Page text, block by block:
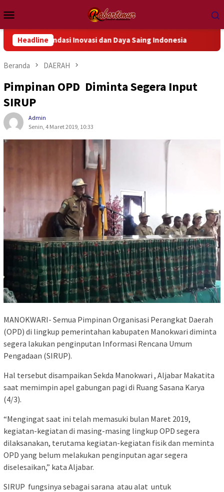
ke
kontenMobile
Headline
Inovasi dan Daya Saing Indonesia Prabowo
Beranda DAERAH
Pimpinan OPD Diminta Segera Input
SIRUP
Admin
Senin, 4 Maret 2019, 10:33
MANOKWARI- Semua Pimpinan Organisasi Perangkat Daerah
(OPD) di lingkup pemerintahan kabupaten Manokwari diminta
segera lakukan penginputan Informasi Rencana Umum
Pengadaan (SIRUP).
Hal tersebut disampaikan Sekda Manokwari , Aljabar Makatita
saat memimpin apel gabungan pagi di Ruang Sasana Karya
(4/3).
“Mengingat saat ini telah memasuki bulan Maret 2019,
kegiatan-kegiatan di masing-masing lingkup OPD segera
dilaksanakan, terutama kegiatan-kegiatan fisik dan meminta
OPD yang belum melakukan penginputan agar segera
diselesaikan,” kata Aljabar.
SIRUP fungsinya sebagai sarana atau alat untuk